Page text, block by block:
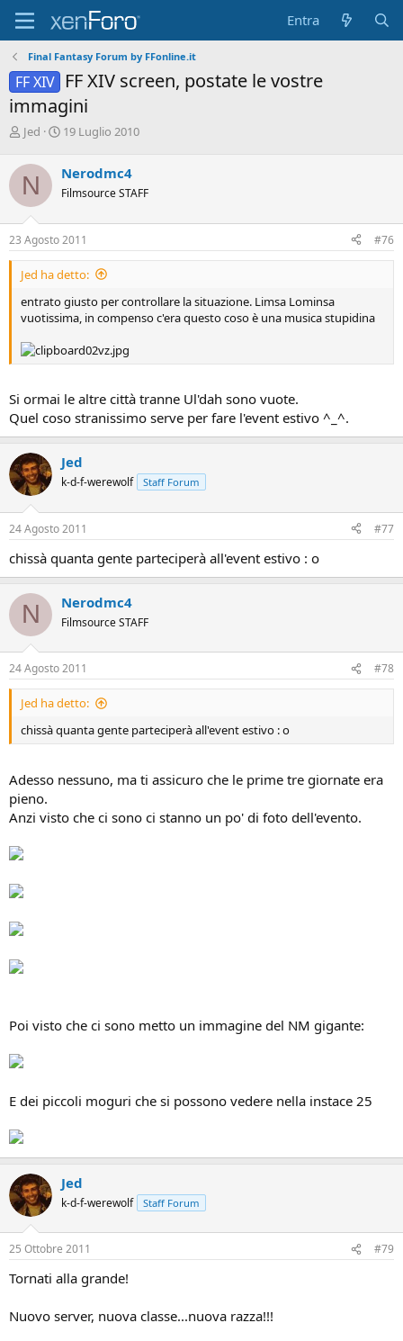
Entra
Final Fantasy Forum by FFonline.it
FF XIV
FF XIV screen, postate le vostre
immagini
A
t
o
r
e
D
i
s
c
s
s
i
o
Jed
D
a
d
i
n
i
z
o
19 Luglio 2010
N Nerodmc4
Filmsource STAFF
23 Agosto 2011 #76
Jed ha detto:
entrato giusto per controllare la situazione. Limsa Lominsa
vuotissima, in compenso c'era questo coso è una musica stupidina
Si ormai le altre città tranne Ul'dah sono vuote.
Quel coso stranissimo serve per fare l'event estivo ^_^.
Jed
k-d-f-werewolf Staff Forum
24 Agosto 2011 #77
chissà quanta gente parteciperà all'event estivo : o
N Nerodmc4
Filmsource STAFF
24 Agosto 2011 #78
Jed ha detto:
chissà quanta gente parteciperà all'event estivo : o
Adesso nessuno, ma ti assicuro che le prime tre giornate era
pieno.
Anzi visto che ci sono ci stanno un po' di foto dell'evento.
Poi visto che ci sono metto un immagine del NM gigante:
E dei piccoli moguri che si possono vedere nella instace 25
Jed
k-d-f-werewolf Staff Forum
25 Ottobre 2011 #79
Tornati alla grande!
Nuovo server, nuova classe...nuova razza!!!